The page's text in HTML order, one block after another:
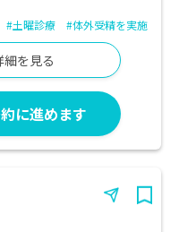
#土曜診療 #体外受精を実施
を見る
に進めます